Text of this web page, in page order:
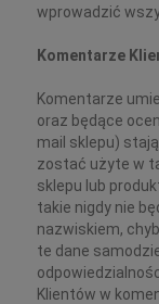
wprowadzić
Komentarze
Komentarze
oraz będące
mail sklepu)
zostać użyte w
sklepu lub
takie nigdy nie
nazwiskiem,
te dane
Klientów w